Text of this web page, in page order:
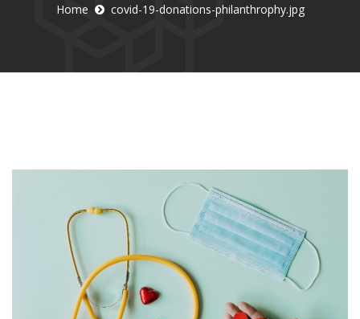
Home covid-19-donations-philanthrophy.jpg